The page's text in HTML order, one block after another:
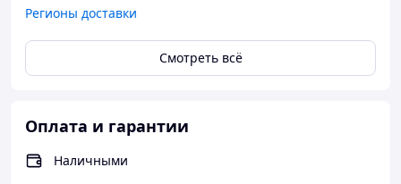
Регионы доставки
Смотреть всё
Оплата и гарантии
Наличными